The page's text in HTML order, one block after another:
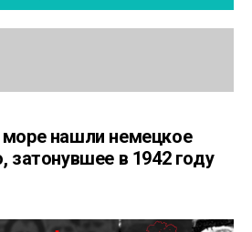
нашли немецкое
затонувшее в 1942 году